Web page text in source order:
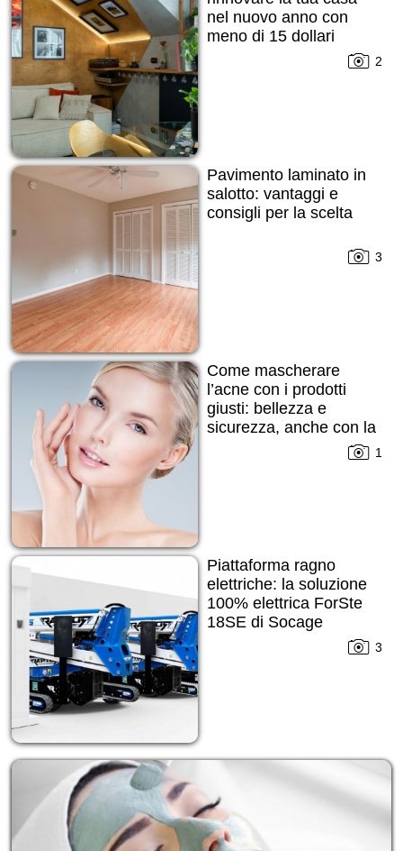
nel nuovo anno con
meno di 15 dollari
2
Pavimento laminato in
salotto: vantaggi e
consigli per la scelta
3
Come mascherare
l’acne con i prodotti
giusti: bellezza e
sicurezza, anche con la
1
Piattaforma ragno
elettriche: la soluzione
100% elettrica ForSte
18SE di Socage
3